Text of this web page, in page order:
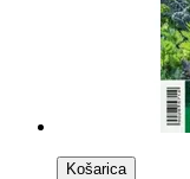
Košarica